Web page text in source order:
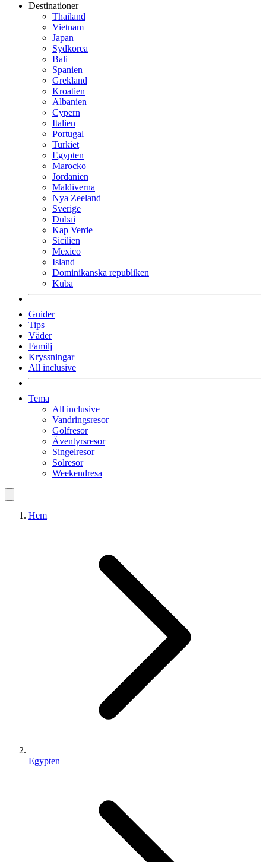
Destinationer
Thailand
Vietnam
Japan
Sydkorea
Bali
Spanien
Grekland
Kroatien
Albanien
Cypern
Italien
Portugal
Turkiet
Egypten
Marocko
Jordanien
Maldiverna
Nya Zeeland
Sverige
Dubai
Kap Verde
Sicilien
Mexico
Island
Dominikanska republiken
Kuba
Guider
Tips
Väder
Familj
Kryssningar
All inclusive
Tema
All inclusive
Vandringsresor
Golfresor
Äventyrsresor
Singelresor
Solresor
Weekendresa
Hem
Egypten